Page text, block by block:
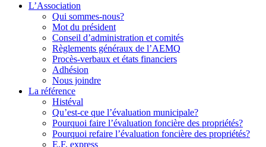
L’Association
Qui sommes-nous?
Mot du président
Conseil d’administration et comités
Règlements généraux de l’AEMQ
Procès-verbaux et états financiers
Adhésion
Nous joindre
La référence
Histéval
Qu’est-ce que l’évaluation municipale?
Pourquoi faire l’évaluation foncière des propriétés?
Pourquoi refaire l’évaluation foncière des propriétés?
E.F. express